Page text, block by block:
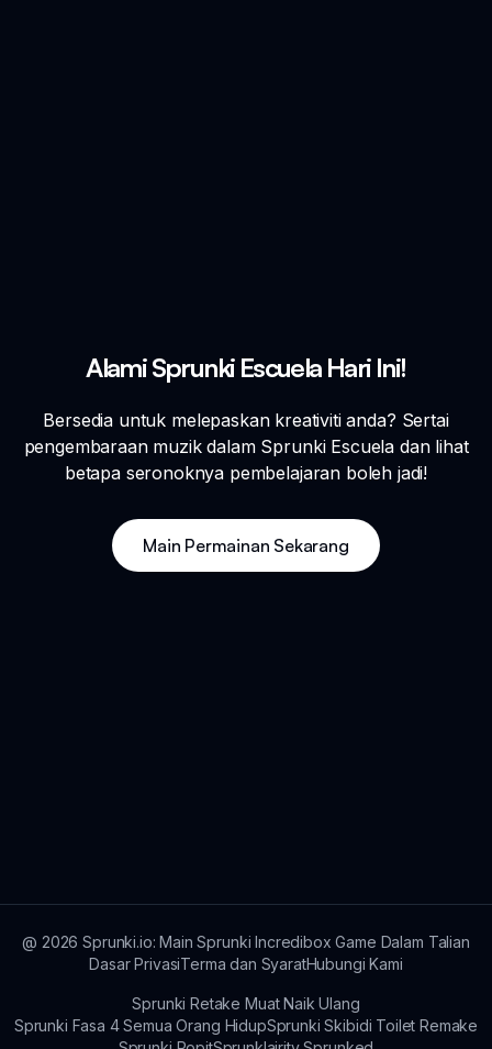
Alami Sprunki Escuela Hari Ini!
Bersedia untuk melepaskan kreativiti anda? Sertai
pengembaraan muzik dalam Sprunki Escuela dan lihat
betapa seronoknya pembelajaran boleh jadi!
Main Permainan Sekarang
@ 2026 Sprunki.io: Main Sprunki Incredibox Game Dalam Talian
Dasar PrivasiTerma dan SyaratHubungi Kami
Sprunki Retake Muat Naik Ulang
Sprunki Fasa 4 Semua Orang HidupSprunki Skibidi Toilet Remake